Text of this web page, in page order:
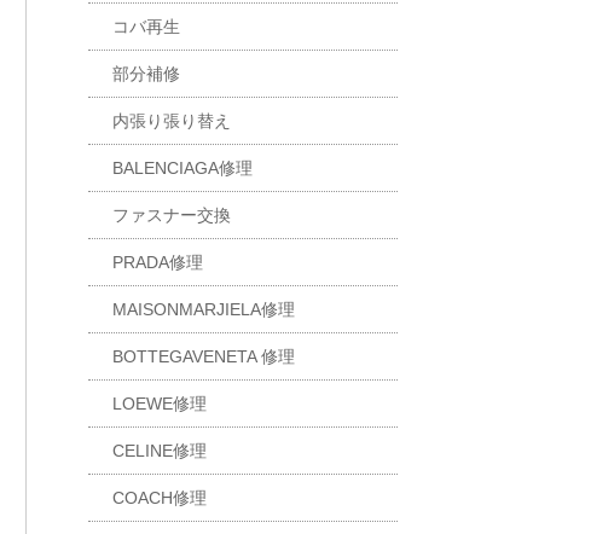
コバ再生
部分補修
内張り張り替え
BALENCIAGA修理
ファスナー交換
PRADA修理
MAISONMARJIELA修理
BOTTEGAVENETA 修理
LOEWE修理
CELINE修理
COACH修理